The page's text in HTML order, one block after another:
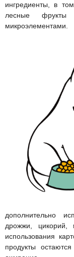
ингредиенты, в
лесные
микроэлементами.
дополнительно
дрожжи, цикорий,
использования
продукты